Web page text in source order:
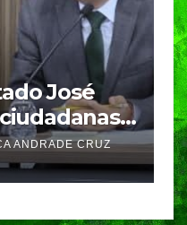
José
y
generar y
ANDRADE CRUZ